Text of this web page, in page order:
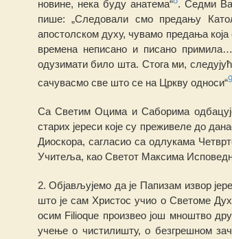
новине, нека буду анатема“ . Седми
пише: „Следовали смо предању
апостолском духу, чувамо предања
времена неписано и писано
одузимати било шта. Стога ми,
сачувасмо све што се на Цркву односи“9
Са Светим Оцима и Саборима
старих јереси које су преживеле до дан
Диоскора, сагласио са одлукама
Учитеља, као Светот Максима
2. Објављујемо да је Папизам извор
што је сам Христос учио о Светоме
осим Filioque произвео још мноштво дру
учење о чистилишту, о безгрешном